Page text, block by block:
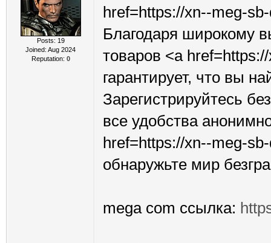
Posts: 19
Joined: Aug 2024
Reputation: 0
href=https://xn--meg-
Благодаря широкому
товаров <a
гарантирует, что вы
Зарегистрируйтесь
все удобства
href=https://xn--meg-
обнаружьте мир
mega com ссылка: